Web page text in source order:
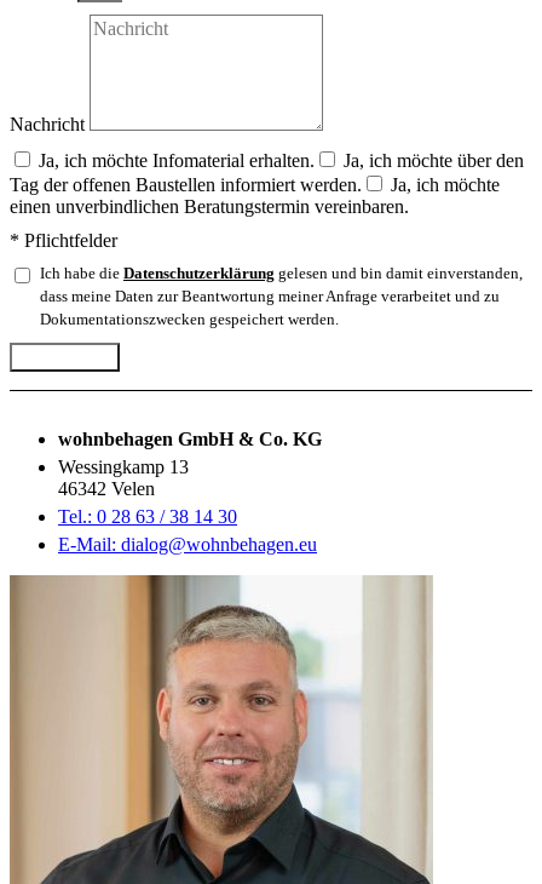
Nachricht
Ja, ich möchte Infomaterial erhalten.
Ja, ich möchte über den
Tag der offenen Baustellen informiert werden.
Ja, ich möchte
einen unverbindlichen Beratungstermin vereinbaren.
* Pflichtfelder
Ich habe die Datenschutzerklärung gelesen und bin damit einverstanden,
dass meine Daten zur Beantwortung meiner Anfrage verarbeitet und zu
Dokumentationszwecken gespeichert werden.
wohnbehagen GmbH & Co. KG
Wessingkamp 13
46342 Velen
Tel.: 0 28 63 / 38 14 30
E-Mail: dialog@wohnbehagen.eu